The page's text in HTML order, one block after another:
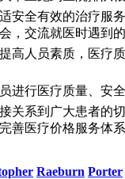
安全有效的治疗服
，交流就医时遇到
高人员素质，医疗
进行医疗质量、安
关系到广大患者的
善医疗价格服务体
Raeburn Porter